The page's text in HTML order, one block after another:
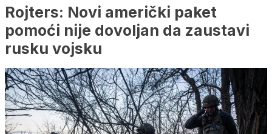
Rojters: Novi američki paket
pomoći nije dovoljan da zaustavi
rusku vojsku